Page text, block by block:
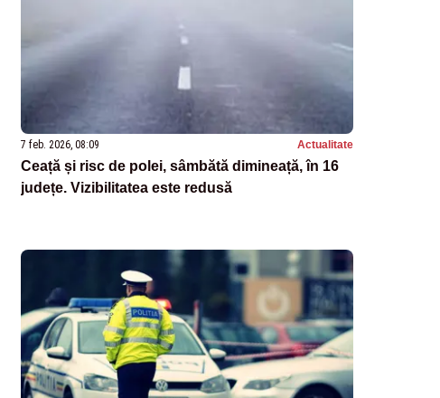
7 feb. 2026, 08:09 Actualitate
Ceață și risc de polei, sâmbătă dimineață, în 16
județe. Vizibilitatea este redusă